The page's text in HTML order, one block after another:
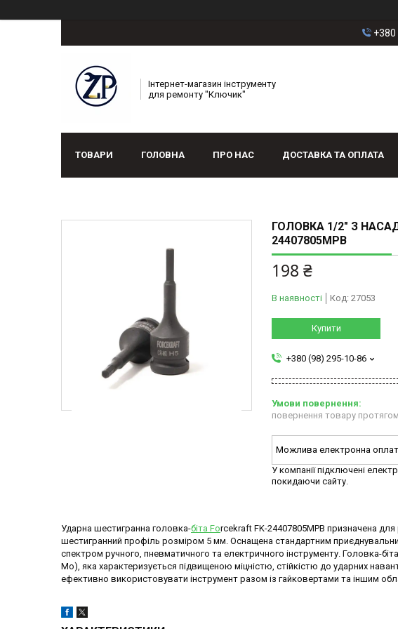
Інтернет-магазин інструменту
для ремонту "Ключик"
ТОВАРИ ГОЛОВНА ПРО НАС ДОСТАВКА ТА ОПЛАТА
ГОЛОВКА 1/2" З
24407805MPB
198 ₴
В наявності Код: 27053
Купити
+380 (98) 295-10-86
повернення товару
У компанії підключені
покидаючи сайту.
Ударна шестигранна головка-біта Forcekraft FK-24407805MPB призначена
шестигранний профіль розміром 5 мм. Оснащена стандартним
спектром ручного, пневматичного та електричного інструменту. Головка-
Mo), яка характеризується підвищеною міцністю, стійкістю до ударних
ефективно використовувати інструмент разом із гайковертами та іншим